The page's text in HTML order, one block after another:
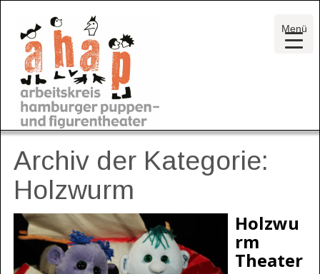
Archiv der Kategorie:
Holzwurm
Holzwu
rm
Theater
Menü